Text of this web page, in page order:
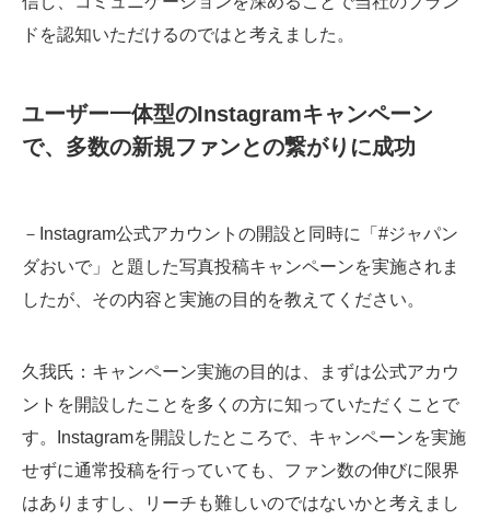
ドを認知いただけるのではと考えました。
ユーザー一体型のInstagramキャンペーン
で、多数の新規ファンとの繋がりに成功
－Instagram公式アカウントの開設と同時に「#ジャパン
ダおいで」と題した写真投稿キャンペーンを実施されま
したが、その内容と実施の目的を教えてください。
久我氏 ：キャンペーン実施の目的は、まずは公式アカウ
ントを開設したことを多くの方に知っていただくことで
す。Instagramを開設したところで、キャンペーンを実施
せずに通常投稿を行っていても、ファン数の伸びに限界
はありますし、リーチも難しいのではないかと考えまし